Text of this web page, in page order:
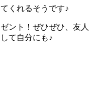
くれるそうです♪
ント！ぜひぜひ、友人
て自分にも♪